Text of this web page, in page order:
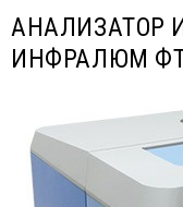
АНАЛИЗАТОР
ИНФРАЛЮМ